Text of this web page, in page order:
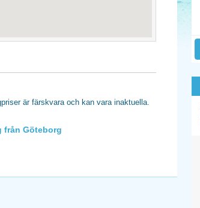
är färskvara och kan vara inaktuella.
från Göteborg